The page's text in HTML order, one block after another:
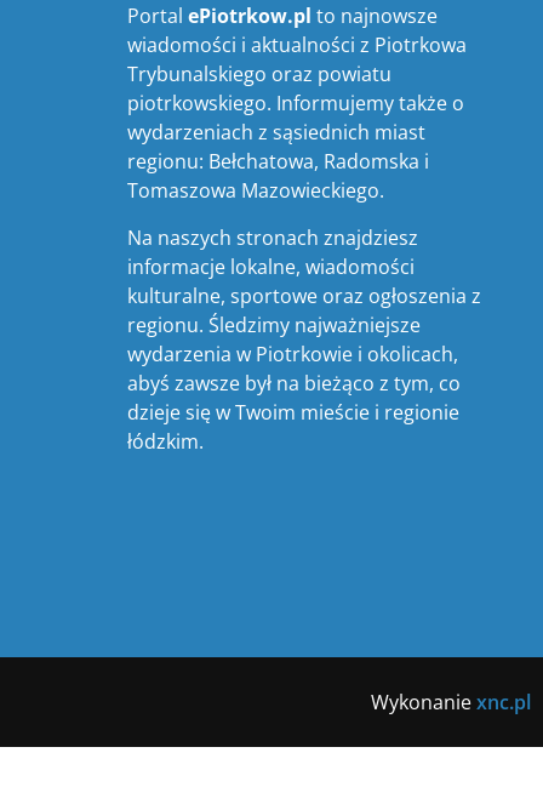
PortalePiotrkow.pl to najnowsze
wiadomości i aktualności z Piotrkowa
Trybunalskiego oraz powiatu
piotrkowskiego. Informujemy także o
wydarzeniach z sąsiednich miast
regionu: Bełchatowa, Radomska i
Tomaszowa Mazowieckiego.
Na naszych stronach znajdziesz
informacje lokalne, wiadomości
kulturalne, sportowe oraz ogłoszenia z
regionu. Śledzimy najważniejsze
wydarzenia w Piotrkowie i okolicach,
abyś zawsze był na bieżąco z tym, co
dzieje się w Twoim mieście i regionie
łódzkim.
Wykonaniexnc.pl